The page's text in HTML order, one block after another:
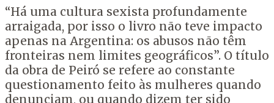
“Há uma cultura sexista profundamente
arraigada, por isso o livro não teve impacto
apenas na Argentina: os abusos não têm
fronteiras nem limites geográficos”. O título
da obra de Peiró se refere ao constante
questionamento feito às mulheres quando
denunciam, ou quando dizem ter sido